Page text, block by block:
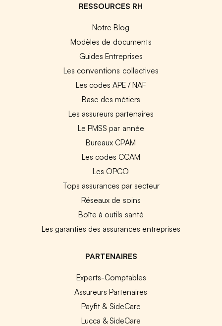
RESSOURCES RH
Notre Blog
Modèles de documents
Guides Entreprises
Les conventions collectives
Les codes APE / NAF
Base des métiers
Les assureurs partenaires
Le PMSS par année
Bureaux CPAM
Les codes CCAM
Les OPCO
Tops assurances par secteur
Réseaux de soins
Boîte à outils santé
Les garanties des assurances entreprises
PARTENAIRES
Experts-Comptables
Assureurs Partenaires
Payfit & SideCare
Lucca & SideCare